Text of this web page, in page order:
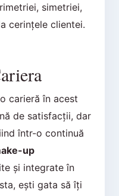
simetriei,
cerințele clientei.
carieră în acest
de satisfacții, dar
într-o continuă
up
și integrate în
ești gata să îți